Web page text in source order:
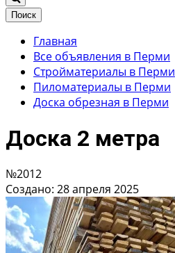
Поиск
Главная
Все объявления в Перми
Стройматериалы в Перми
Пиломатериалы в Перми
Доска обрезная в Перми
Доска 2 метра
№2012
Создано: 28 апреля 2025